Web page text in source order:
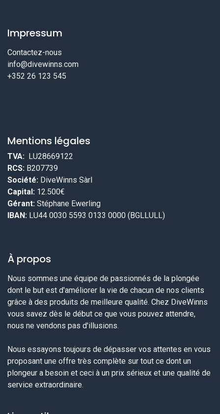
Impressum
Contactez-nous
info@divewinns.com
+352 26 123 545
Mentions légales
TVA: LU28669122
RCS: B207739
Société: DiveWinns Sàrl
Capital: 12.500€
Gérant: Stéphane Ewerling
IBAN: LU44 0030 5593 0133 0000 (BGLLULL)
À propos
Nous sommes une équipe de passionnés de la plongée
dont le but est d'améliorer la vie de chacun de nos clients
grâce à des produits de meilleure qualité. Chez DiveWinns
vous savez dès le début ce que vous pouvez attendre,
nous ne vendons pas d'illusions.
Nous essayons toujours de dépasser vos attentes en vous
proposant une offre très complète sur tout ce dont un
plongeur a besoin et ceci à un prix sérieux et une qualité de
service extraordinaire.